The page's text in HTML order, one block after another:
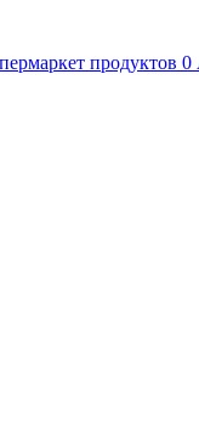
продуктов 0